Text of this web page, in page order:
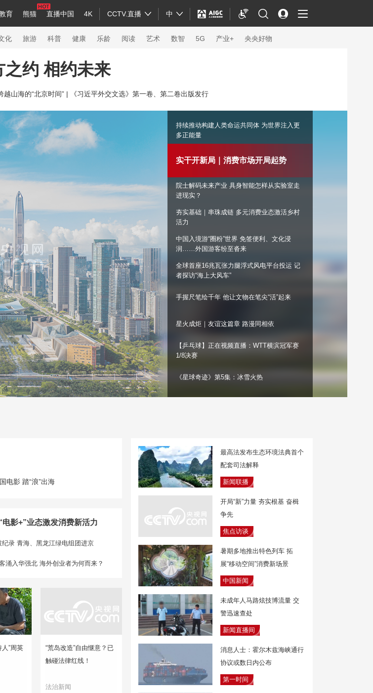
育 熊猫 直播中国 4K CCTV.直播 中
习式妙语 热解读 天天学习
频 主持人 下载央视影音
化 旅游 科普 健康 乐龄 阅读 艺术 数智 5G 产业+ 央央好物
剧院 大型活动
人物 公益 图片
快评 央视网评 光华锐评
4K专区 全景新闻
人生第二次
NBA 国际足球 网球
冰雪道路 足球道路
文化 科普 阅读 艺术 汽车 数智 5G 产业+
智敬中国 全民健康 颜选攻略 海洋 时尚 天气 才艺 网展
业白名单
之约 相约未来
越山海的“北京时间” | 《习近平外交文选》第一卷、第二卷出版发行
持续推动构建人类命运共同体 为世界注入更
多正能量
实干开新局｜消费市场开局起势
院士解码未来产业 具身智能怎样从实验室走
进现实？
夯实基础｜串珠成链 多元消费业态激活乡村
活力
中国入境游“圈粉”世界 免签便利、文化浸
润……外国游客纷至沓来
全球首座16兆瓦张力腿浮式风电平台投运 记
者探访“海上大风车”
手握尺笔绘千年 他让文物在笔尖“活”起来
星火成炬｜友谊这篇章 路漫同相依
【乒乓球】正在视频直播：WTT横滨冠军赛
1/8决赛
《星球奇迹》第5集：冰雪火热
电影 踏“浪”出海
电影+”业态激发消费新活力
录 青海、黑龙江绿电组团进京
涌入华强北 海外创业者为何而来？
”周英
“荒岛改造”自由惬意？已
触碰法律红线！
法治新闻
最高法发布生态环境法典首个
配套司法解释
新闻联播
开局“新”力量 夯实根基 奋楫
争先
焦点访谈
暑期多地推出特色列车 拓
展“移动空间”消费新场景
中国新闻
未成年人马路炫技博流量 交
警迅速查处
新闻直播间
消息人士：霍尔木兹海峡通行
协议或数日内公布
第一时间